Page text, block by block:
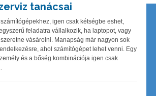
tanácsai
igen csak kétségbe eshet,
feladatra vállalkozik, ha laptopot, vagy
vásárolni. Manapság már nagyon sok
ahol számítógépet lehet venni. Egy
és a bőség kombinációja igen csak